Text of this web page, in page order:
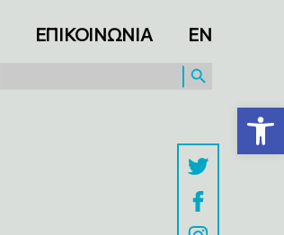
Ανοίξτε τη γραμμή εργαλείων
ΕΠΙΚΟΙΝΩΝΙΑ ΕΝ
SEARCH BUTTON